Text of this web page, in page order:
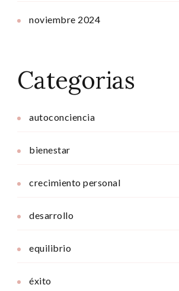
noviembre 2024
Categorias
autoconciencia
bienestar
crecimiento personal
desarrollo
equilibrio
éxito